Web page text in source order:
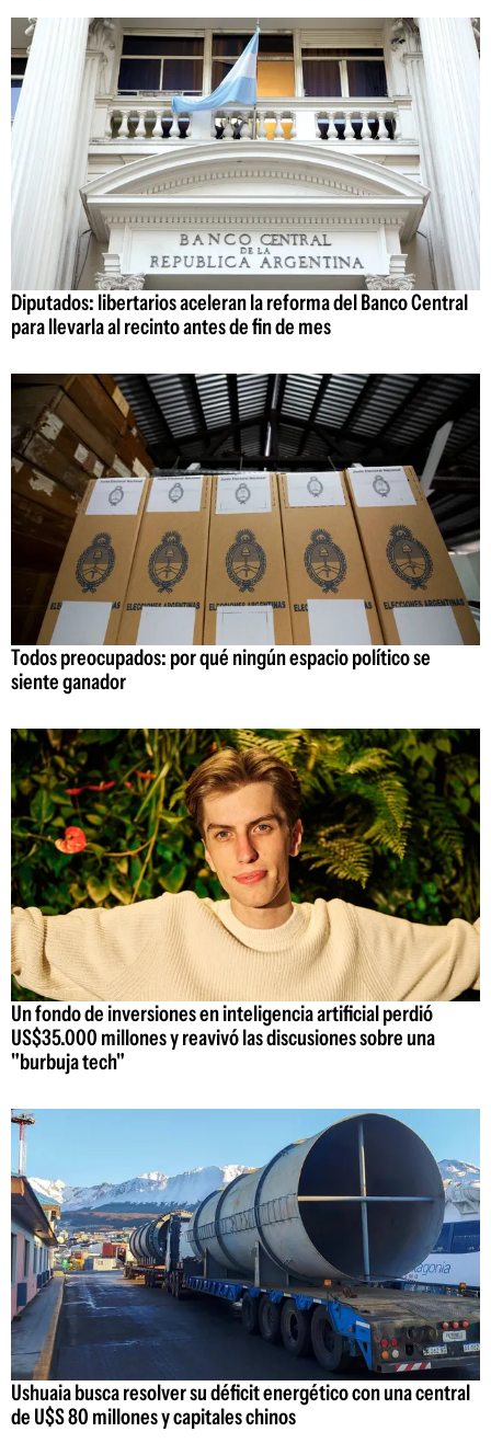
Diputados: libertarios aceleran la reforma del Banco Central
para llevarla al recinto antes de fin de mes
Todos preocupados: por qué ningún espacio político se
siente ganador
Un fondo de inversiones en inteligencia artificial perdió
US$35.000 millones y reavivó las discusiones sobre una
"burbuja tech"
Ushuaia busca resolver su déficit energético con una central
de U$S 80 millones y capitales chinos